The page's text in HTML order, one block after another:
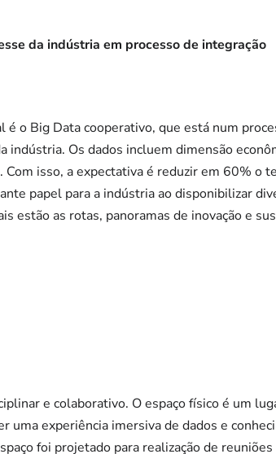
da indústria em processo de integração
o Big Data cooperativo, que está num
indústria. Os dados incluem dimensão
Com isso, a expectativa é reduzir em 60% o
papel para a indústria ao disponibilizar
estão as rotas, panoramas de inovação e
e colaborativo. O espaço físico é um
uma experiência imersiva de dados e
foi projetado para realização de